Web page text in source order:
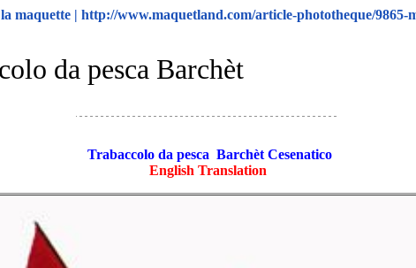
maquette | http://www.maquetland.com/article-phototheque/9865-
da pesca Barchèt
Trabaccolo da pesca Barchèt Cesenatico
English Translation